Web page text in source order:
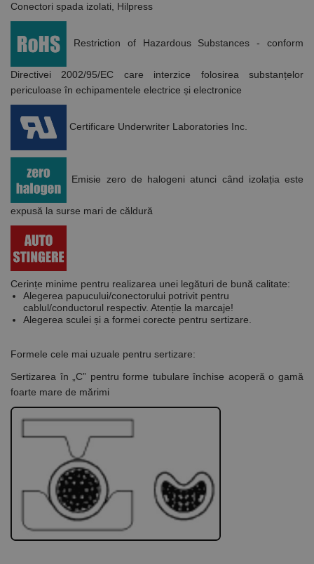
Conectori spada izolati, Hilpress
Restriction of Hazardous Substances - conform
Directivei 2002/95/EC care interzice folosirea substanțelor
periculoase în echipamentele electrice și electronice
Certificare Underwriter Laboratories Inc.
Emisie zero de halogeni atunci când izolația este
expusă la surse mari de căldură
Cerințe minime pentru realizarea unei legături de bună calitate:
Alegerea papucului/conectorului potrivit pentru
cablul/conductorul respectiv. Atenție la marcaje!
Alegerea sculei și a formei corecte pentru sertizare.
Formele cele mai uzuale pentru sertizare:
Sertizarea în „C” pentru forme tubulare închise acoperă o gamă
foarte mare de mărimi